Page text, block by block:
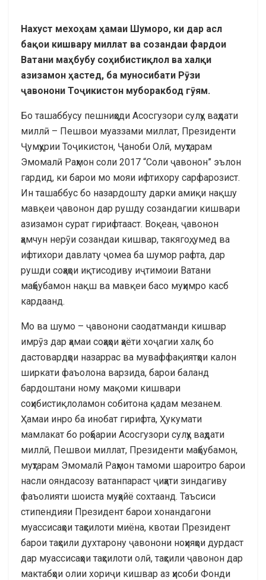
Нахуст мехоҳам ҳамаи Шуморо, ки дар асл
бақои кишвару миллат ва созандаи фардои
Ватани маҳбубу соҳибистиқлол ва халқи
азизамон ҳастед, ба муносибати Рӯзи
ҷавонони Тоҷикистон муборакбод гӯям.
Бо ташаббусу пешниҳоди Асосгузори сулҳу ваҳдати
миллӣ – Пешвои муаззами миллат, Президенти
Ҷумҳурии Тоҷикистон, Ҷаноби Олӣ, муҳтарам
Эмомалӣ Раҳмон соли 2017 “Соли ҷавонон” эълон
гардид, ки барои мо мояи ифтихору сарфарозист.
Ин ташаббус бо назардошту дарки амиқи нақшу
мавқеи ҷавонон дар рушду созандагии кишвари
азизамон сурат гирифтааст. Воқеан, ҷавонон
ҳамчун нерӯи созандаи кишвар, такягоҳ, умед ва
ифтихори давлату ҷомеа ба шумор рафта, дар
рушди соҳаҳои иқтисодиву иҷтимоии Ватани
маҳбубамон нақш ва мавқеи басо муҳимро касб
кардаанд.
Мо ва шумо – ҷавонони саодатманди кишвар
имрӯз дар ҳамаи соҳаҳои ҳаёти хоҷагии халқ бо
дастовардҳои назаррас ва муваффақиятҳои калон
ширкати фаъолона варзида, барои баланд
бардоштани ному мақоми кишвари
соҳибистиқлоламон собитона қадам мезанем.
Ҳамаи инро ба инобат гирифта, Ҳукумати
мамлакат бо роҳбарии Асосгузори сулҳу ваҳдати
миллӣ, Пешвои миллат, Президенти маҳбубамон,
муҳтарам Эмомалӣ Раҳмон тамоми шароитро барои
насли ояндасозу ватанпараст ҷиҳати зиндагиву
фаъолияти шоиста муҳайё сохтаанд. Таъсиси
стипендияи Президент барои хонандагони
муассисаҳои таҳсилоти миёна, квотаи Президент
барои таҳсили духтарону ҷавонони ноҳияҳои дурдаст
дар муассисаҳои таҳсилоти олӣ, таҳсили ҷавонон дар
мактабҳои олии хориҷи кишвар аз ҳисоби Фонди